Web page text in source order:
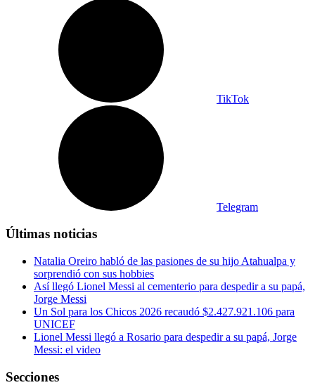
TikTok
Telegram
Últimas noticias
Natalia Oreiro habló de las pasiones de su hijo Atahualpa y
sorprendió con sus hobbies
Así llegó Lionel Messi al cementerio para despedir a su papá,
Jorge Messi
Un Sol para los Chicos 2026 recaudó $2.427.921.106 para
UNICEF
Lionel Messi llegó a Rosario para despedir a su papá, Jorge
Messi: el video
Secciones